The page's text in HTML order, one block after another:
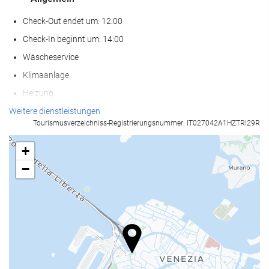
Check-Out endet um: 12:00
Check-In beginnt um: 14:00
Wäscheservice
Klimaanlage
Heizung
Fahrstuhl
Nichtraucherunterkunft (Alle öffentlichen und privaten Bereiche
sind Nichtraucherzonen)
Schallisolierte Zimmer
Haustiere nicht erlaubt
Nahrungsmittel und Getränke
À-la-carte-Restaurant
Weitere dienstleistungen
Tourismusverzeichniss-Registrierungsnummer: IT027042A1HZTRI29R
+
−